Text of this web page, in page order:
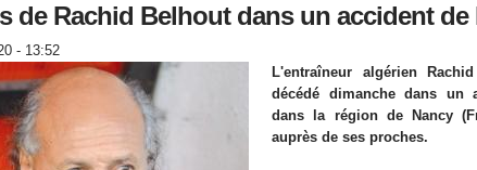
de Rachid Belhout dans un accident
- 13:52
L'entraîneur algérien
décédé dimanche dans un
dans la région de Nancy
auprès de ses proches.